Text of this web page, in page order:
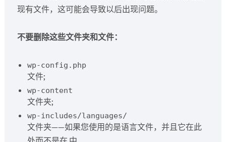
现有文件，这可能会导致以后出现问题。
不要删除这些文件夹和文件：
wp-config.php
文件;
wp-content
文件夹;
wp-includes/languages/
文件夹——如果您使用的是语言文件，并且它在此